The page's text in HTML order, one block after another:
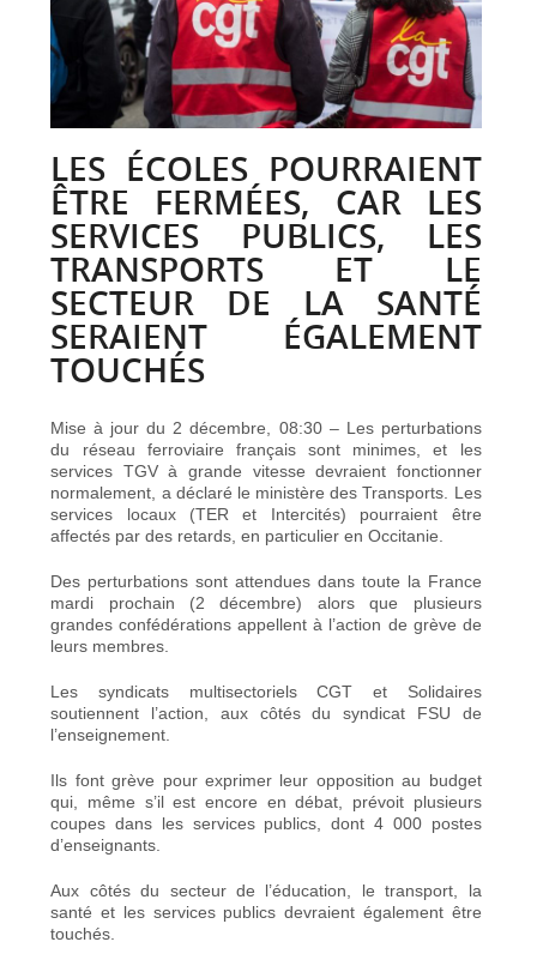
LES ÉCOLES POURRAIENT
ÊTRE FERMÉES, CAR LES
SERVICES PUBLICS, LES
TRANSPORTS ET LE
SECTEUR DE LA SANTÉ
SERAIENT ÉGALEMENT
TOUCHÉS
Mise à jour du 2 décembre, 08:30 – Les perturbations
du réseau ferroviaire français sont minimes, et les
services TGV à grande vitesse devraient fonctionner
normalement, a déclaré le ministère des Transports. Les
services locaux (TER et Intercités) pourraient être
affectés par des retards, en particulier en Occitanie.
Des perturbations sont attendues dans toute la France
mardi prochain (2 décembre) alors que plusieurs
grandes confédérations appellent à l’action de grève de
leurs membres.
Les syndicats multisectoriels CGT et Solidaires
soutiennent l’action, aux côtés du syndicat FSU de
l’enseignement.
Ils font grève pour exprimer leur opposition au budget
qui, même s’il est encore en débat, prévoit plusieurs
coupes dans les services publics, dont 4 000 postes
d’enseignants.
Aux côtés du secteur de l’éducation, le transport, la
santé et les services publics devraient également être
touchés.